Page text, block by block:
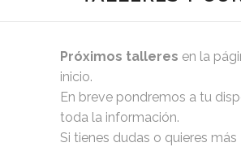
Próximos talleres en la
inicio.
En breve pondremos a tu
toda la información.
Si tienes dudas o quieres más